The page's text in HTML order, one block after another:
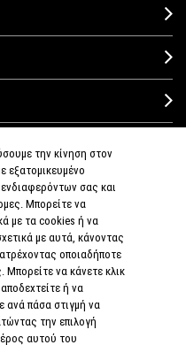
την κίνηση στον
εξατομικευμένο
σας και
Μπορείτε να
με τα cookies ή να
με αυτά, κάνοντας
οποιαδήποτε
Μπορείτε να κάνετε κλικ
ή να
ανά πάσα στιγμή να
την επιλογή
αυτού του